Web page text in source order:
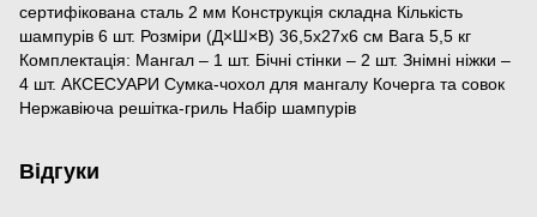
сертифікована сталь 2 мм Конструкція складна Кількість
шампурів 6 шт. Розміри (Д×Ш×В) 36,5х27х6 см Вага 5,5 кг
Комплектація: Мангал – 1 шт. Бічні стінки – 2 шт. Знімні ніжки –
4 шт. АКСЕСУАРИ Сумка-чохол для мангалу Кочерга та совок
Нержавіюча решітка-гриль Набір шампурів
Відгуки